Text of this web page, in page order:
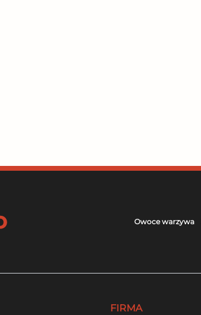
Owoce warzywa
FIRMA